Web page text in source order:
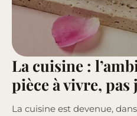
La cuisine :
pièce à vivre,
La cuisine est devenue,